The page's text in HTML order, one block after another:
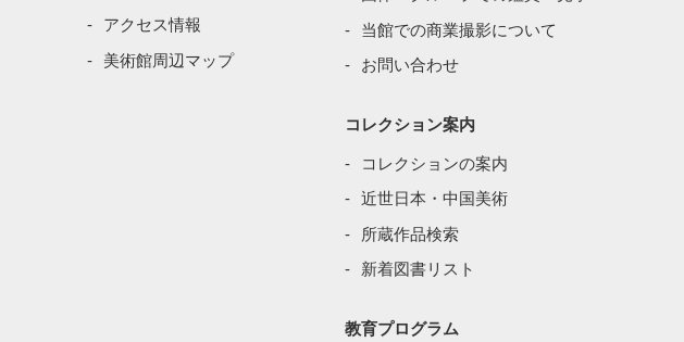
アクセス情報
美術館周辺マップ
当館での商業撮影について
お問い合わせ
コレクション案内
コレクションの案内
近世日本・中国美術
所蔵作品検索
新着図書リスト
教育プログラム